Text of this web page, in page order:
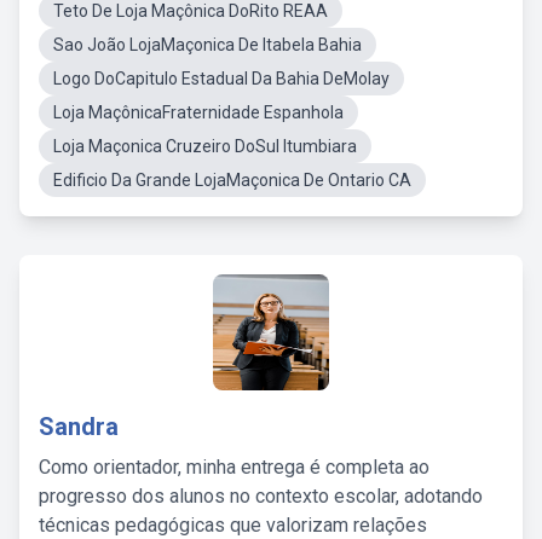
Teto De Loja Maçônica DoRito REAA
Sao João LojaMaçonica De Itabela Bahia
Logo DoCapitulo Estadual Da Bahia DeMolay
Loja MaçônicaFraternidade Espanhola
Loja Maçonica Cruzeiro DoSul Itumbiara
Edificio Da Grande LojaMaçonica De Ontario CA
Sandra
Como orientador, minha entrega é completa ao
progresso dos alunos no contexto escolar, adotando
técnicas pedagógicas que valorizam relações